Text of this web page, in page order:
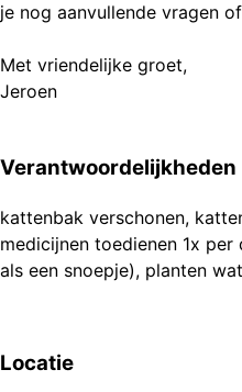
je nog aanvullende vragen
Met vriendelijke groet,
Jeroen
Verantwoordelijkheden
kattenbak verschonen,
medicijnen toedienen 1x
als een snoepje), planten
Locatie